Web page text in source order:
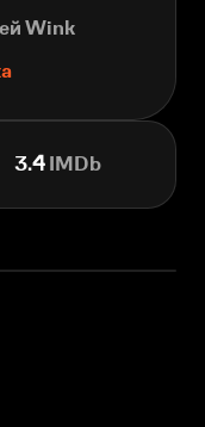
Wink
3.4IMDb